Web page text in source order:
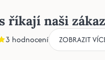
říkají naši
3 hodnocení ZOBRAZIT